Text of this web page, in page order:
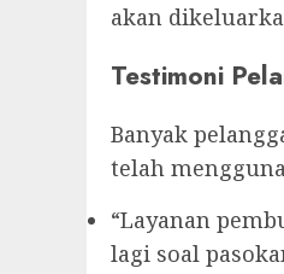
akan
Testimoni
Banyak
telah
“Layanan
lagi soal